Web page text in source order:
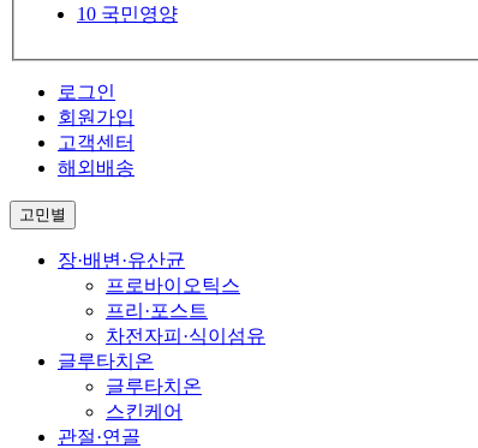
10 국민영양
로그인
회원가입
고객센터
해외배송
고민별
장·배변·유산균
프로바이오틱스
프리·포스트
차전자피·식이섬유
글루타치온
글루타치온
스킨케어
관절·연골